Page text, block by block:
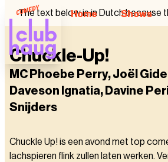
Home Shows
The text below is in Dutch because
Chuckle-Up!
MC Phoebe Perry, Joël
Daveson Ignatia, Davine
Snijders
Chuckle Up! is een avond met top
lachspieren flink zullen laten werken.